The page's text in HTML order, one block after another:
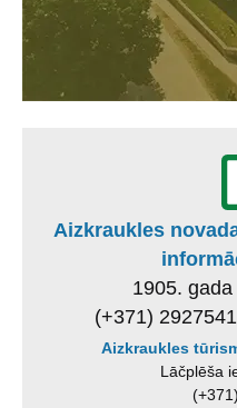
Aizkraukles
1905.
(+371)
Aizkraukles
Lāčplēša